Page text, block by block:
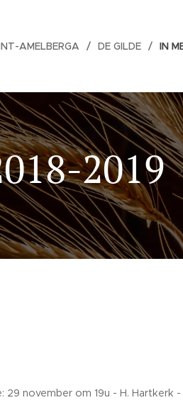
AMELBERGA DE GILDE IN
2019
29 november om 19u - H. Hartkerk